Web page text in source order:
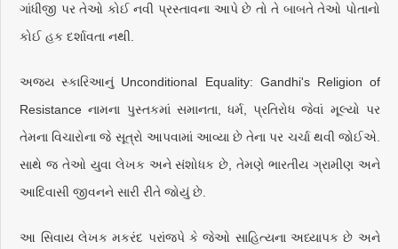
ગાંધીજી પર તેઓ કોઈ નવી પ્રસ્તાવના આપે છે તો તે બાબતે તેઓ પોતાનો
કોઈ હક દર્શાવતા નથી.
અજય સ્કારિઆનું Unconditional Equality: Gandhi's Religion of
Resistance નામના પુસ્તકમાં સમાનતા, ધર્મ, પ્રતિરોધ જેવાં મૂલ્યો પર
તેમના વિચારોના જે સૂત્રો આપવામાં આવ્યા છે તેના પર ચર્ચા થવી જોઈએ.
સાથે જ તેઓ યુવા લેખક અને સંશોધક છે, તેમણે ભારતીય ગ્રામીણ અને
આદિવાસી જીવનને સારી રીતે જોયું છે.
આ સિવાય લેખક મકરંદ પરાંજપે કે જેઓ સાહિત્યના અધ્યાપક છે અને